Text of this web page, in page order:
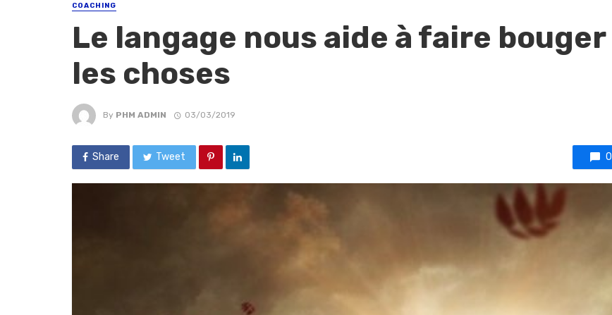
COACHING
Le langage nous aide à faire bouger
les choses
By PHM ADMIN 03/03/2019
Share Tweet 0